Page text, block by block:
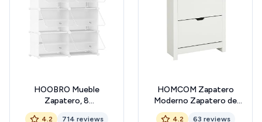
HOOBRO Mueble
Zapatero, 8
Compartimentos, Modular
4.2 714 reviews
HOMCOM Zapatero
Moderno Zapatero de
Entrada Recibidor para 18
4.2 63 reviews